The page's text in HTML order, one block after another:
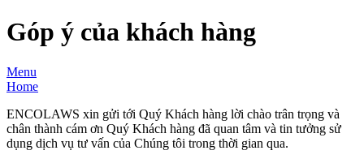
Góp ý của khách hàng
Menu
Home
ENCOLAWS xin gửi tới Quý Khách hàng lời chào trân trọng và
chân thành cám ơn Quý Khách hàng đã quan tâm và tin tưởng sử
dụng dịch vụ tư vấn của Chúng tôi trong thời gian qua.